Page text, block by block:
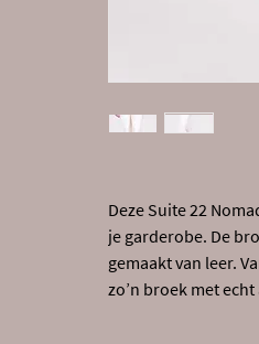
Deze Suite 22
je garderobe. De
gemaakt van leer.
zo’n broek met echt